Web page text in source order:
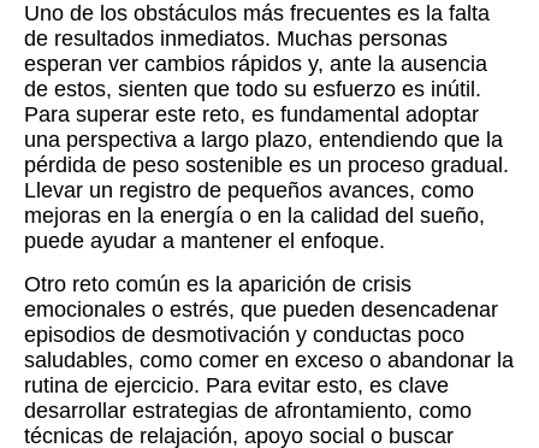
Uno de los obstáculos más frecuentes es la falta
de resultados inmediatos. Muchas personas
esperan ver cambios rápidos y, ante la ausencia
de estos, sienten que todo su esfuerzo es inútil.
Para superar este reto, es fundamental adoptar
una perspectiva a largo plazo, entendiendo que la
pérdida de peso sostenible es un proceso gradual.
Llevar un registro de pequeños avances, como
mejoras en la energía o en la calidad del sueño,
puede ayudar a mantener el enfoque.
Otro reto común es la aparición de crisis
emocionales o estrés, que pueden desencadenar
episodios de desmotivación y conductas poco
saludables, como comer en exceso o abandonar la
rutina de ejercicio. Para evitar esto, es clave
desarrollar estrategias de afrontamiento, como
técnicas de relajación, apoyo social o buscar